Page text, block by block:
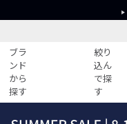
ブラ
ンド
から
探す
絞り
込ん
で探
す